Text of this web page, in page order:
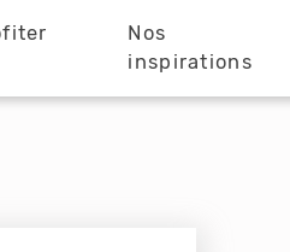
Nos
inspirations